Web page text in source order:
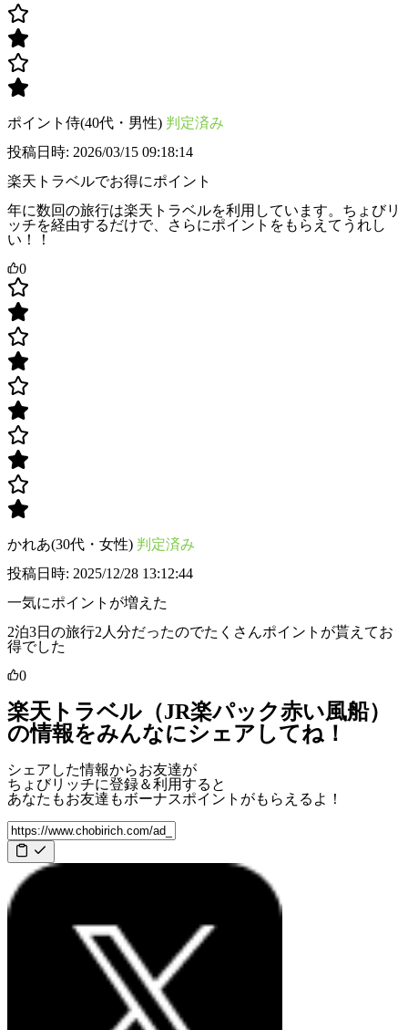
ポイント侍(40代・男性) 判定済み
投稿日時: 2026/03/15 09:18:14
楽天トラベルでお得にポイント
年に数回の旅行は楽天トラベルを利用しています。ちょびリ
ッチを経由するだけで、さらにポイントをもらえてうれし
い！！
0
かれあ(30代・女性) 判定済み
投稿日時: 2025/12/28 13:12:44
一気にポイントが増えた
2泊3日の旅行2人分だったのでたくさんポイントが貰えてお
得でした
0
楽天トラベル（JR楽パック赤い風船）
の情報をみんなにシェアしてね！
シェアした情報からお友達が
ちょびリッチに登録＆利用すると
あなたもお友達もボーナスポイント がもらえるよ！